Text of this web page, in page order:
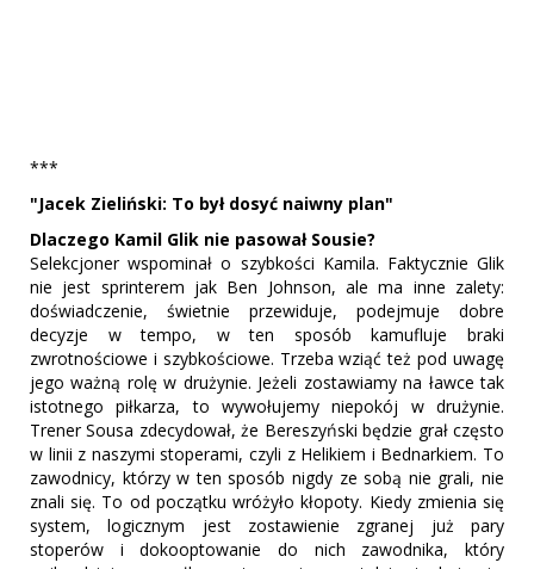
***
"Jacek Zieliński: To był dosyć naiwny plan"
Dlaczego Kamil Glik nie pasował Sousie?
Selekcjoner wspominał o szybkości Kamila. Faktycznie Glik
nie jest sprinterem jak Ben Johnson, ale ma inne zalety:
doświadczenie, świetnie przewiduje, podejmuje dobre
decyzje w tempo, w ten sposób kamufluje braki
zwrotnościowe i szybkościowe. Trzeba wziąć też pod uwagę
jego ważną rolę w drużynie. Jeżeli zostawiamy na ławce tak
istotnego piłkarza, to wywołujemy niepokój w drużynie.
Trener Sousa zdecydował, że Bereszyński będzie grał często
w linii z naszymi stoperami, czyli z Helikiem i Bednarkiem. To
zawodnicy, którzy w ten sposób nigdy ze sobą nie grali, nie
znali się. To od początku wróżyło kłopoty. Kiedy zmienia się
system, logicznym jest zostawienie zgranej już pary
stoperów i dokooptowanie do nich zawodnika, który